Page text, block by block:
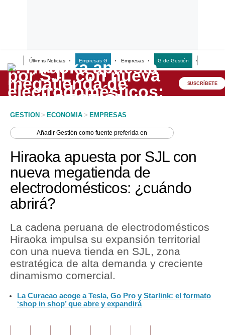
Últimas Noticias Empresas G Empresas G de Gestión
Lo último
Peru Quiosco
Economía
Mercados
Perú
Política
Tu Dinero
Finanzas Personales
Plus G
Opinión
SUSCRÍBETE
GESTION > ECONOMIA > EMPRESAS
AñadirGestión como fuente preferida en
Hiraoka apuesta por SJL con
nueva megatienda de
electrodomésticos: ¿cuándo
abrirá?
La cadena peruana de electrodomésticos
Hiraoka impulsa su expansión territorial
con una nueva tienda en SJL, zona
estratégica de alta demanda y creciente
dinamismo comercial.
La Curacao acoge a Tesla, Go Pro y Starlink: el formato
‘shop in shop’ que abre y expandirá